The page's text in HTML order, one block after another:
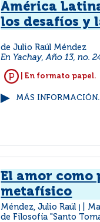
América
los desafíos y
de Julio Raúl Méndez
En Yachay, Año 13, no.
| En formato papel.
MÁS
El amor como
metafísico
Méndez, Julio Raúl
de Filosofía "Santo